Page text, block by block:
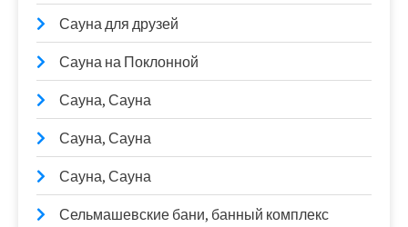
Сауна для друзей
Сауна на Поклонной
Сауна, Сауна
Сауна, Сауна
Сауна, Сауна
Сельмашевские бани, банный комплекс